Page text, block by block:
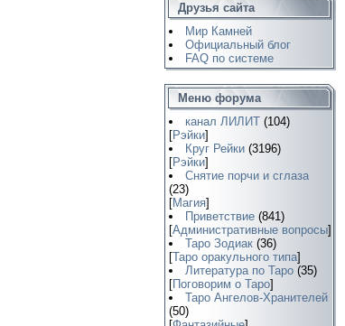
Друзья сайта
Мир Камней
Официальный блог
FAQ по системе
Меню форума
канал ЛИЛИТ (104)
[Рэйки]
Круг Рейки (3196)
[Рэйки]
Снятие порчи и сглаза
(23)
[Магия]
Приветствие (841)
[Административные вопросы]
Таро Зодиак (36)
[Таро оракульного типа]
Литература по Таро (35)
[Поговорим о Таро]
Таро Ангелов-Хранителей
(50)